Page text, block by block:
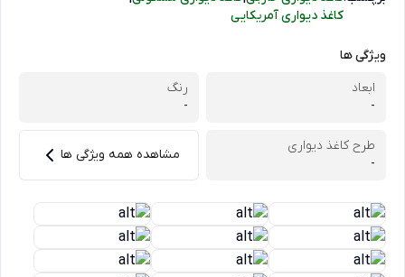
کاغذ دیواری آمریکایی
ویژگی ها
ابعاد
-
رنگ
-
طرح کاغذ دیواری
-
مشاهده همه ویژگی ها